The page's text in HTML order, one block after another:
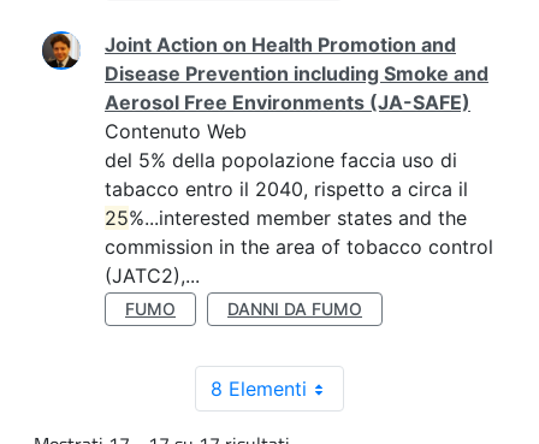
Joint Action on Health Promotion and
Disease Prevention including Smoke and
Aerosol Free Environments (JA-SAFE)
Contenuto Web
del 5% della popolazione faccia uso di
tabacco entro il 2040, rispetto a circa il
25%...interested member states and the
commission in the area of tobacco control
(JATC2),...
FUMO DANNI DA FUMO
8 Elementi